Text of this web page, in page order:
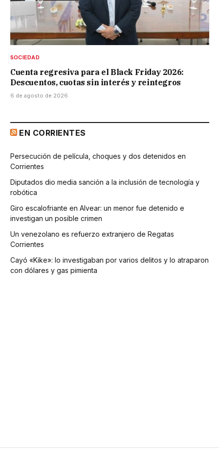
SOCIEDAD
Cuenta regresiva para el Black Friday 2026:
Descuentos, cuotas sin interés y reintegros
6 de agosto de 2026
EN CORRIENTES
Persecución de película, choques y dos detenidos en
Corrientes
Diputados dio media sanción a la inclusión de tecnología y
robótica
Giro escalofriante en Alvear: un menor fue detenido e
investigan un posible crimen
Un venezolano es refuerzo extranjero de Regatas
Corrientes
Cayó «Kike»: lo investigaban por varios delitos y lo atraparon
con dólares y gas pimienta